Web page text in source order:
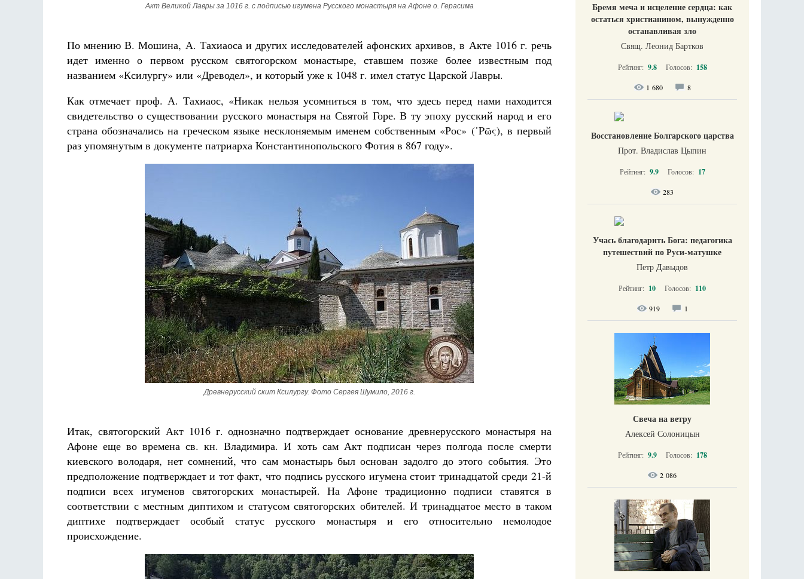
Акт Великой Лавры за 1016 г. с подписью игумена Русского монастыря на Афоне о. Герасима
По мнению В. Мошина, А. Тахиаоса и других исследователей афонских архивов, в Акте 1016 г. речь
идет именно о первом русском святогорском монастыре, ставшем позже более известным под
названием «Ксилургу» или «Древодел», и который уже к 1048 г. имел статус Царской Лавры.
Как отмечает проф. А. Тахиаос, «Никак нельзя усомниться в том, что здесь перед нами находится
свидетельство о существовании русского монастыря на Святой Горе. В ту эпоху русский народ и его
страна обозначались на греческом языке несклоняемым именем собственным «Рос» (῾Ρῶς), в первый
раз упомянутым в документе патриарха Константинопольского Фотия в 867 году».
Древнерусский скит Ксилургу. Фото Сергея Шумило, 2016 г.
Итак, святогорский Акт 1016 г. однозначно подтверждает основание древнерусского монастыря на
Афоне еще во времена св. кн. Владимира. И хоть сам Акт подписан через полгода после смерти
киевского володаря, нет сомнений, что сам монастырь был основан задолго до этого события. Это
предположение подтверждает и тот факт, что подпись русского игумена стоит тринадцатой среди 21-й
подписи всех игуменов святогорских монастырей. На Афоне традиционно подписи ставятся в
соответствии с местным диптихом и статусом святогорских обителей. И тринадцатое место в таком
диптихе подтверждает особый статус русского монастыря и его относительно немолодое
происхождение.
Бремя меча и исцеление сердца: как
остаться христианином, вынужденно
останавливая зло
Свящ. Леонид Бартков
Рейтинг: 9.8 Голосов: 158
1 680 8
Восстановление Болгарского царства
Прот. Владислав Цыпин
Рейтинг: 9.9 Голосов: 17
283
Учась благодарить Бога: педагогика
путешествий по Руси-матушке
Петр Давыдов
Рейтинг: 10 Голосов: 110
919 1
Свеча на ветру
Алексей Солоницын
Рейтинг: 9.9 Голосов: 178
2 086